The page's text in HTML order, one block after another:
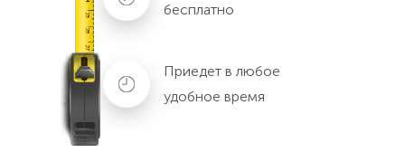
бесплатно
Приедет в любое
удобное время